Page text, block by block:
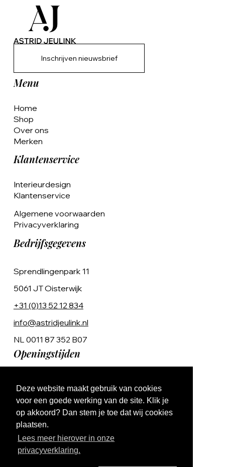
Deze website maakt gebruik van cookies
voor een goede werking van de site. Klik je
op akkoord? Dan stem je toe dat wij cookies
plaatsen.
Lees meer hierover in onze
privacyverklaring.
Inschrijven nieuwsbrief
Menu
Home
Shop
Over ons
Merken
Klantenservice
Interieurdesign
Klantenservice
Algemene voorwaarden
Privacyverklaring
Bedrijfsgegevens
Sprendlingenpark 11
5061 JT Oisterwijk
+31 (0)13 52 12 834
info@astridjeulink.nl
NL 0011 87 352 B07
Openingstijden
Ma t/m Vr 9:00 - 17:00